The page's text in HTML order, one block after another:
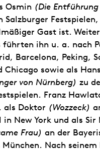
Osmin (Die
Salzburger
Gast ist.
führten ihn u. a. nach
Barcelona, Peking,
Chicago sowie als
von Nürnberg) zu
Franz
als Doktor (Wozzeck)
New York und als Sir
Frau) an der
Nach seinem